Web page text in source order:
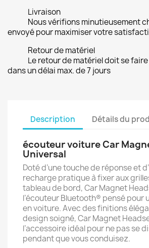
Livraison
Nous vérifions minutieusement
envoyé pour maximiser votre
Retour de matériel
Le retour de matériel doit se
dans un délai max. de 7 jours
Description Détails du
écouteur voiture Car
Universal
Doté d’une touche de réponse et
recharge pratique à fixer aux
tableau de bord, Car Magnet
l’écouteur Bluetooth® pensé pour
en voiture. Avec des finitions
design soigné, Car Magnet
l’accessoire idéal pour ne pas se
pendant que vous conduisez.